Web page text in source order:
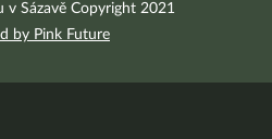
v Sázavě Copyright 2021
by Pink Future